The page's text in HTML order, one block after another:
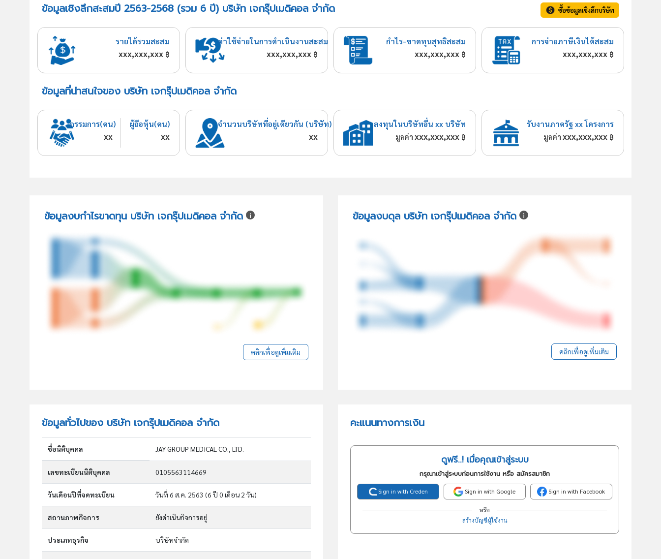
ข้อมูลเชิงลึกสะสมปี 2563-2568 (รวม 6 ปี) บริษัท เจกรุ๊ปเมดิคอล จำกัด ซื้อข้อมูลเชิงลึกบริษัท
รายได้รวมสะสม
xxx,xxx,xxx ฿
ค่าใช้จ่ายในการดำเนินงานสะสม
xxx,xxx,xxx ฿
กำไร-ขาดทุนสุทธิสะสม
xxx,xxx,xxx ฿
การจ่ายภาษีเงินได้สะสม
xxx,xxx,xxx ฿
ข้อมูลที่น่าสนใจของ บริษัท เจกรุ๊ปเมดิคอล จำกัด
กรรมการ(คน)
xx
ผู้ถือหุ้น(คน)
xx
จำนวนบริษัทที่อยู่เดียวกัน (บริษัท)
xx
ลงทุนในบริษัทอื่น xx บริษัท
มูลค่าxxx,xxx,xxx ฿
รับงานภาครัฐ xx โครงการ
มูลค่าxxx,xxx,xxx ฿
ข้อมูลงบกำไรขาดทุน บริษัท เจกรุ๊ปเมดิคอล จำกัด
คลิกเพื่อดูเพิ่มเติม
ข้อมูลงบดุล บริษัท เจกรุ๊ปเมดิคอล จำกัด
คลิกเพื่อดูเพิ่มเติม
ข้อมูลทั่วไปของ บริษัท เจกรุ๊ปเมดิคอล จำกัด
ชื่อนิติบุคคล JAY GROUP MEDICAL CO., LTD.
เลขทะเบียนนิติบุคคล 0105563114669
วันเดือนปีที่จดทะเบียน วันที่ 6 ส.ค. 2563 (6 ปี 0 เดือน 2 วัน)
สถานภาพกิจการ ยังดำเนินกิจการอยู่
ประเภทธุรกิจ บริษัทจำกัด
คะแนนทางการเงิน
ดูฟรี..! เมื่อคุณเข้าสู่ระบบ
กรุณาเข้าสู่ระบบก่อนการใช้งาน หรือ สมัครสมาชิก
Sign in with Creden Sign in with Google Sign in with Facebook
หรือ
สร้างบัญชีผู้ใช้งาน